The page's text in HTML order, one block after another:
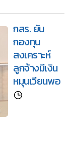
กสร. ยัน
กองทุน
สงเคราะห์
ลูกจ้างมีเงิน
หมุนเวียนพอ